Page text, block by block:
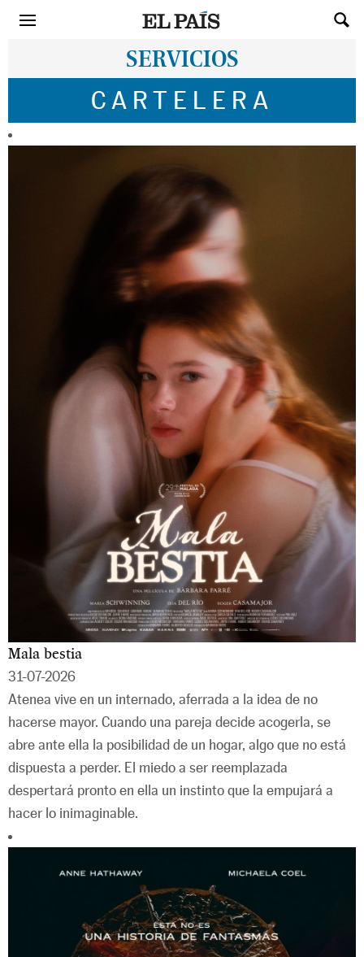
SERVICIOS
CARTELERA
Mala bestia
31-07-2026
Atenea vive en un internado, aferrada a la idea de no
hacerse mayor. Cuando una pareja decide acogerla, se
abre ante ella la posibilidad de un hogar, algo que no está
dispuesta a perder. El miedo a ser reemplazada
despertará pronto en ella un instinto que la empujará a
hacer lo inimaginable.